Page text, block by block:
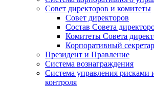
Совет директоров и комитеты
Совет директоров
Состав Совета
Комитеты Совета
Корпоративный
Президент и Правление
Система вознаграждения
Система управления рисками
контроля